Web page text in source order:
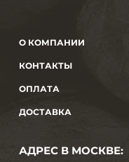
О КОМПАНИИ
КОНТАКТЫ
ОПЛАТА
ДОСТАВКА
АДРЕС В МОСКВЕ: